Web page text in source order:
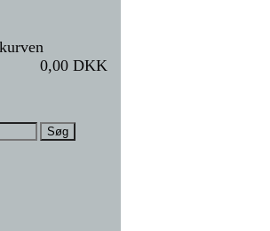
0,00 DKK